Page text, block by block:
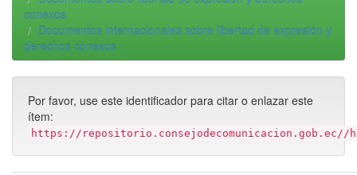
conexos
Documentos internacionales sobre libertad de expresión y
derechos conexos
Por favor, use este identificador para citar o enlazar este
ítem:
https://repositorio.consejodecomunicacion.gob.ec//